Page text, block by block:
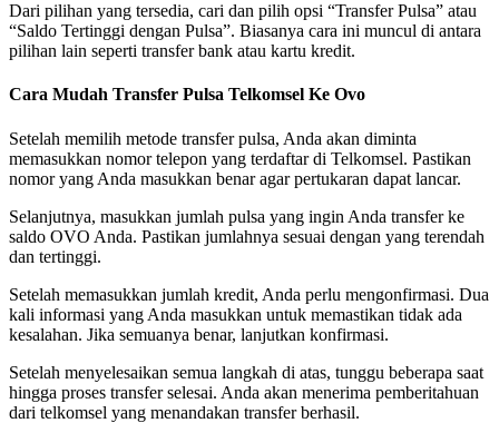
Dari pilihan yang tersedia, cari dan pilih opsi “Transfer Pulsa” atau
“Saldo Tertinggi dengan Pulsa”. Biasanya cara ini muncul di antara
pilihan lain seperti transfer bank atau kartu kredit.
Cara Mudah Transfer Pulsa Telkomsel Ke Ovo
Setelah memilih metode transfer pulsa, Anda akan diminta
memasukkan nomor telepon yang terdaftar di Telkomsel. Pastikan
nomor yang Anda masukkan benar agar pertukaran dapat lancar.
Selanjutnya, masukkan jumlah pulsa yang ingin Anda transfer ke
saldo OVO Anda. Pastikan jumlahnya sesuai dengan yang terendah
dan tertinggi.
Setelah memasukkan jumlah kredit, Anda perlu mengonfirmasi. Dua
kali informasi yang Anda masukkan untuk memastikan tidak ada
kesalahan. Jika semuanya benar, lanjutkan konfirmasi.
Setelah menyelesaikan semua langkah di atas, tunggu beberapa saat
hingga proses transfer selesai. Anda akan menerima pemberitahuan
dari telkomsel yang menandakan transfer berhasil.